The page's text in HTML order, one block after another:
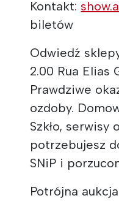
Kontakt:
biletów
Odwiedź
2.00 Rua Elias
Prawdziwe
ozdoby.
Szkło, serwisy
potrzebujesz
SNiP i
Potrójna